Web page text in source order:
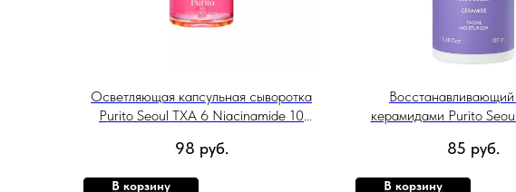
Осветляющая капсульная сыворотка
Purito Seoul TXA 6 Niacinamide 10
98 руб.
В корзину
керамидами Purito
85 руб.
В корзину